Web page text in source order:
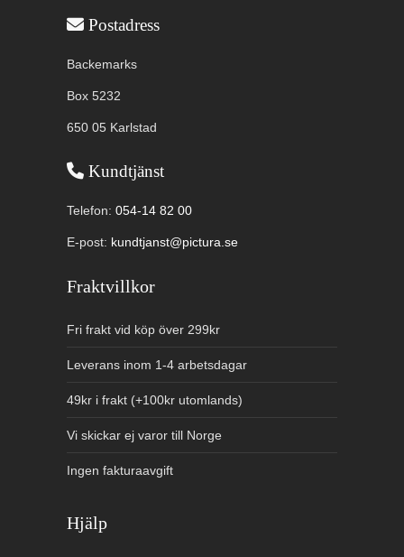
Användbar information
Postadress
Backemarks
Box 5232
650 05 Karlstad
Kundtjänst
Telefon: 054-14 82 00
E-post: kundtjanst@pictura.se
Fraktvillkor
Fri frakt vid köp över 299kr
Leverans inom 1-4 arbetsdagar
49kr i frakt (+100kr utomlands)
Vi skickar ej varor till Norge
Ingen fakturaavgift
Hjälp